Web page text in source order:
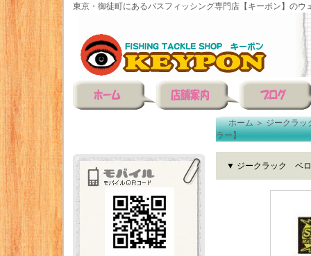
東京・御徒町にあるバスフィッシング専門店【キーポン】のウ
ホーム＞ジークラッ
ラー】
▼ ジークラック ベロ